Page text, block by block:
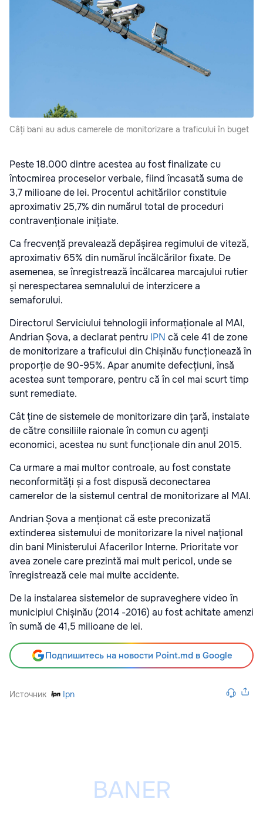
Câți bani au adus camerele de monitorizare a traficului în buget
Peste 18.000 dintre acestea au fost finalizate cu
întocmirea proceselor verbale, fiind încasată suma de
3,7 milioane de lei. Procentul achitărilor constituie
aproximativ 25,7% din numărul total de proceduri
contravenționale inițiate.
Ca frecvență prevalează depășirea regimului de viteză,
aproximativ 65% din numărul încălcărilor fixate. De
asemenea, se înregistrează încălcarea marcajului rutier
și nerespectarea semnalului de interzicere a
semaforului.
Directorul Serviciului tehnologii informaționale al MAI,
Andrian Șova, a declarat pentru IPN că cele 41 de zone
de monitorizare a traficului din Chișinău funcționează în
proporție de 90-95%. Apar anumite defecțiuni, însă
acestea sunt temporare, pentru că în cel mai scurt timp
sunt remediate.
Cât ține de sistemele de monitorizare din țară, instalate
de către consiliile raionale în comun cu agenți
economici, acestea nu sunt funcționale din anul 2015.
Ca urmare a mai multor controale, au fost constate
neconformități și a fost dispusă deconectarea
camerelor de la sistemul central de monitorizare al MAI.
Andrian Șova a menționat că este preconizată
extinderea sistemului de monitorizare la nivel național
din bani Ministerului Afacerilor Interne. Prioritate vor
avea zonele care prezintă mai mult pericol, unde se
înregistrează cele mai multe accidente.
De la instalarea sistemelor de supraveghere video în
municipiul Chișinău (2014 -2016) au fost achitate amenzi
în sumă de 41,5 milioane de lei.
Подпишитесь на новости Point.md в Google
Источник Ipn